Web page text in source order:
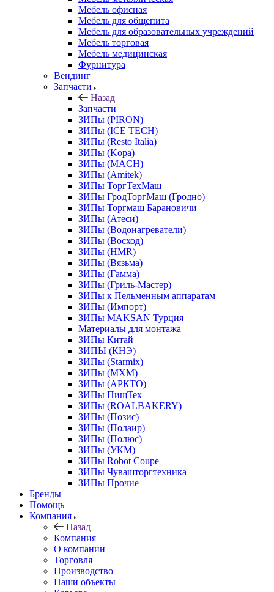
Мебель офисная
Мебель для общепита
Мебель для образовательных учреждений
Мебель торговая
Мебель медицинская
Фурнитура
Вендинг
Запчасти
Назад
Запчасти
ЗИПы (PIRON)
ЗИПы (ICE TECH)
ЗИПы (Resto Italia)
ЗИПы (Kopa)
ЗИПы (MACH)
ЗИПы (Amitek)
ЗИПы ТоргТехМаш
ЗИПы ГродТоргМаш (Гродно)
ЗИПы Торгмаш Барановичи
ЗИПы (Атеси)
ЗИПы (Водонагреватели)
ЗИПы (Восход)
ЗИПы (HMR)
ЗИПы (Вязьма)
ЗИПы (Гамма)
ЗИПы (Гриль-Мастер)
ЗИПы к Пельменным аппаратам
ЗИПы (Импорт)
ЗИПы MAKSAN Турция
Материалы для монтажа
ЗИПы Китай
ЗИПЫ (КНЭ)
ЗИПы (Starmix)
ЗИПы (МХМ)
ЗИПы (АРКТО)
ЗИПы ПищТех
ЗИПы (ROALBAKERY)
ЗИПы (Позис)
ЗИПы (Полаир)
ЗИПы (Полюс)
ЗИПы (УКМ)
ЗИПы Robot Coupe
ЗИПы Чувашторгтехника
ЗИПы Прочие
Бренды
Помощь
Компания
Назад
Компания
О компании
Торговля
Производство
Наши объекты